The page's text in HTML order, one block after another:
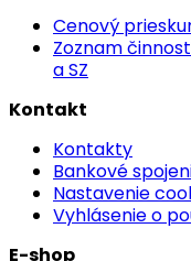
Cenový
Zoznam
a SZ
Kontakt
Kontakty
Bankové
Nastavenie
Vyhlásenie o
E-shop